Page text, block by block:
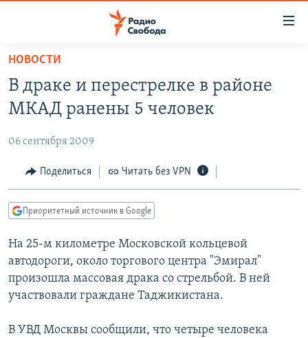
упрощенного
доступа
Вернуться
основному
Вернутся
главной
навигации
Вернутся
поиску
ПОДКАСТЫ
АВТОРСКИЕ ПРОЕКТЫ
ЦИТАТЫ СВОБОДЫ
МНЕНИЯ
IDEL.РЕАЛИИ
КАВКАЗ.РЕАЛИИ
СЕВЕР.РЕАЛИИ
СИБИРЬ.РЕАЛИИ
РАСПИСАНИЕ ВЕЩАНИЯ
НОВОСТИ
В драке и перестрелке в районе
МКАД ранены 5 человек
06 сентября 2009
Поделиться Читать без VPN
Приоритетный источник в Google
На 25-м километре Московской кольцевой
автодороги, около торгового центра "Эмирал"
произошла массовая драка со стрельбой. В ней
участвовали граждане Таджикистана.
В УВД Москвы сообщили, что четыре человека